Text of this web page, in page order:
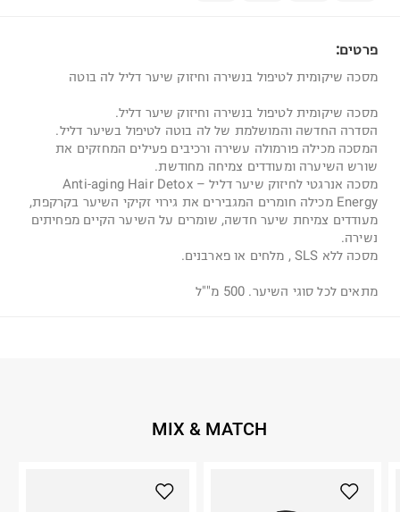
פרטים:
מסכה שיקומית לטיפול בנשירה וחיזוק שיער דליל לה בוטה
מסכה שיקומית לטיפול בנשירה וחיזוק שיער דליל.
הסדרה החדשה והמושלמת של לה בוטה לטיפול בשיער דליל.
המסכה מכילה פורמולה עשירה ורכיבים פעילים המחזקים את
שורש השיערה ומעודדים צמיחה מחודשת.
מסכה אנרגטי לחיזוק שיער דליל – Anti-aging Hair Detox
Energy מכילה חומרים המגבירים את גירוי זקיקי השיער בקרקפת,
מעודדים צמיחת שיער חדשה, שומרים על השיער הקיים מפחיתים
נשירה.
מסכה ללא SLS , מלחים או פארבנים.
מתאים לכל סוגי השיער. 500 מ""ל
MIX & MATCH